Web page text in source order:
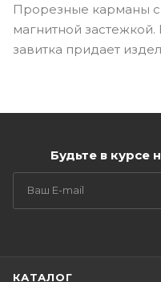
Прорезные карманы
магнитной
завитка придает
Будьте в курсе
КАТАЛОГ